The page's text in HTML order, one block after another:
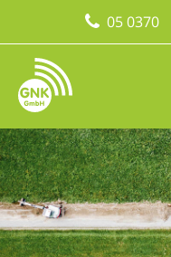
05 0370